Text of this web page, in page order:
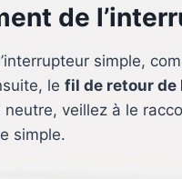
de
simple,
le fil de retour de
veillez à le
simple.